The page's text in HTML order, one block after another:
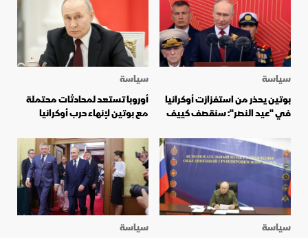
سياسة
بوتين يحذر من استفزازت أوكرانيا
في "عيد النصر": سنقصف كييف
سياسة
أوروبا تستعد لمحادثات محتملة
مع بوتين لإنهاء حرب أوكرانيا
سياسة
سياسة